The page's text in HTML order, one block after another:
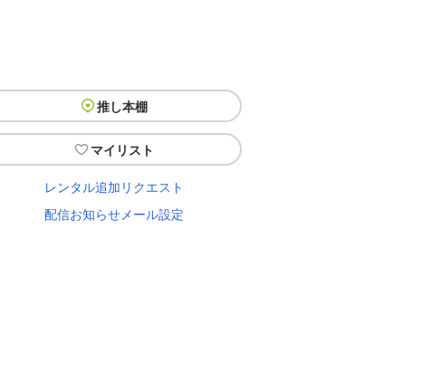
推し本棚
マイリスト
レンタル追加リクエスト
配信お知らせメール設定